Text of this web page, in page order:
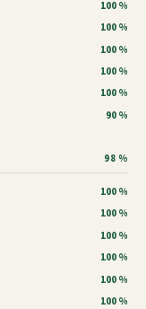
100 %
100 %
100 %
100 %
100 %
90 %
98 %
100 %
100 %
100 %
100 %
100 %
100 %